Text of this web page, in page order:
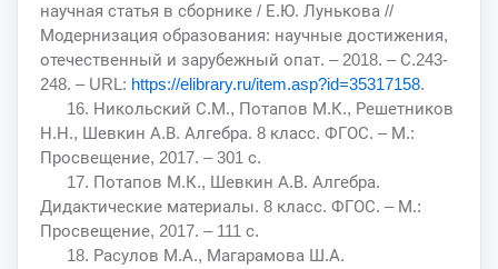
научная статья в сборнике / Е.Ю. Лунькова //
Модернизация образования: научные достижения,
отечественный и зарубежный опат. – 2018. – С.243-
248. – URL: https://elibrary.ru/item.asp?id=35317158.
16. Никольский С.М., Потапов М.К., Решетников
Н.Н., Шевкин А.В. Алгебра. 8 класс. ФГОС. – М.:
Просвещение, 2017. – 301 с.
17. Потапов М.К., Шевкин А.В. Алгебра.
Дидактические материалы. 8 класс. ФГОС. – М.:
Просвещение, 2017. – 111 с.
18. Расулов М.А., Магарамова Ш.А.